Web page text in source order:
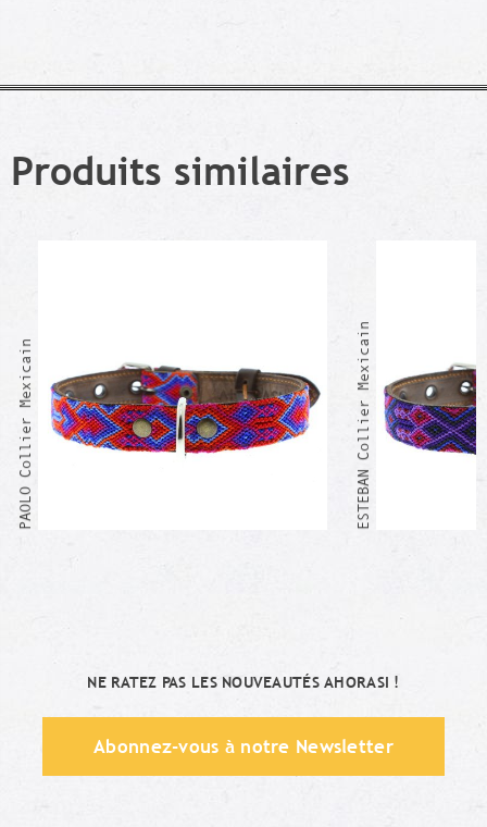
Produits similaires
PAOLO Collier Mexicain ESTEBAN Collier Mexicain
NE RATEZ PAS LES NOUVEAUTÉS AHORASI !
Abonnez-vous à notre Newsletter